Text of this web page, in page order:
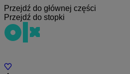
Przejdź do głównej części
Przejdź do stopki